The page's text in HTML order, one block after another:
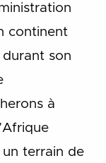
continent
son
à
terrain de